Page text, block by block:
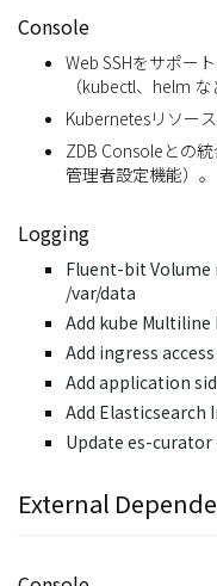
Console
Web SSHをサポー
（kubectl、helm な
Kubernetesリソー
ZDB Consoleとの
管理者設定機能）。
Logging
Fluent-bit
/var/data
Add kube Multiline
Add ingress
Add application
Add Elasticsearch
Update es-
External